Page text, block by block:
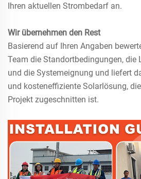
Ihren aktuellen Strombedarf an.
Wir übernehmen den Rest
Basierend auf Ihren Angaben
Team die Standortbedingungen, die
und die Systemeignung und liefert
und kosteneffiziente Solarlösung,
Projekt zugeschnitten ist.